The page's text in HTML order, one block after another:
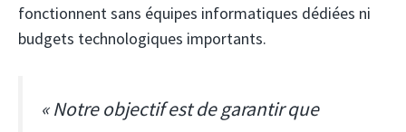
fonctionnent sans équipes informatiques dédiées ni
budgets technologiques importants.
« Notre objectif est de garantir que